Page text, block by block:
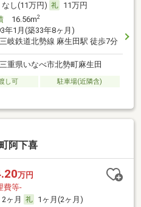
なし(11万円)
11万円
16.56m2
年1月(築33年8ヶ月)
三岐鉄道北勢線 麻生田駅 徒歩7分
三重県いなべ市北勢町麻生田
し可
駐車場(近隣含)
阿下喜
万円
費等-
2ヶ月
1ヶ月(2ヶ月)